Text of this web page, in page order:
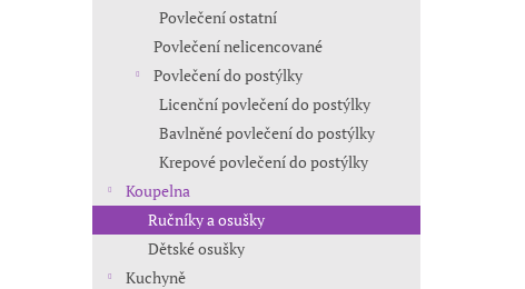
Povlečení ostatní
Povlečení nelicencované
Povlečení do postýlky
Licenční povlečení do postýlky
Bavlněné povlečení do postýlky
Krepové povlečení do postýlky
Koupelna
Ručníky a osušky
Dětské osušky
Kuchyně